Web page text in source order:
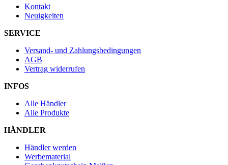
Kontakt
Neuigkeiten
SERVICE
Versand- und Zahlungsbedingungen
AGB
Vertrag widerrufen
INFOS
Alle Händler
Alle Produkte
HÄNDLER
Händler werden
Werbematerial